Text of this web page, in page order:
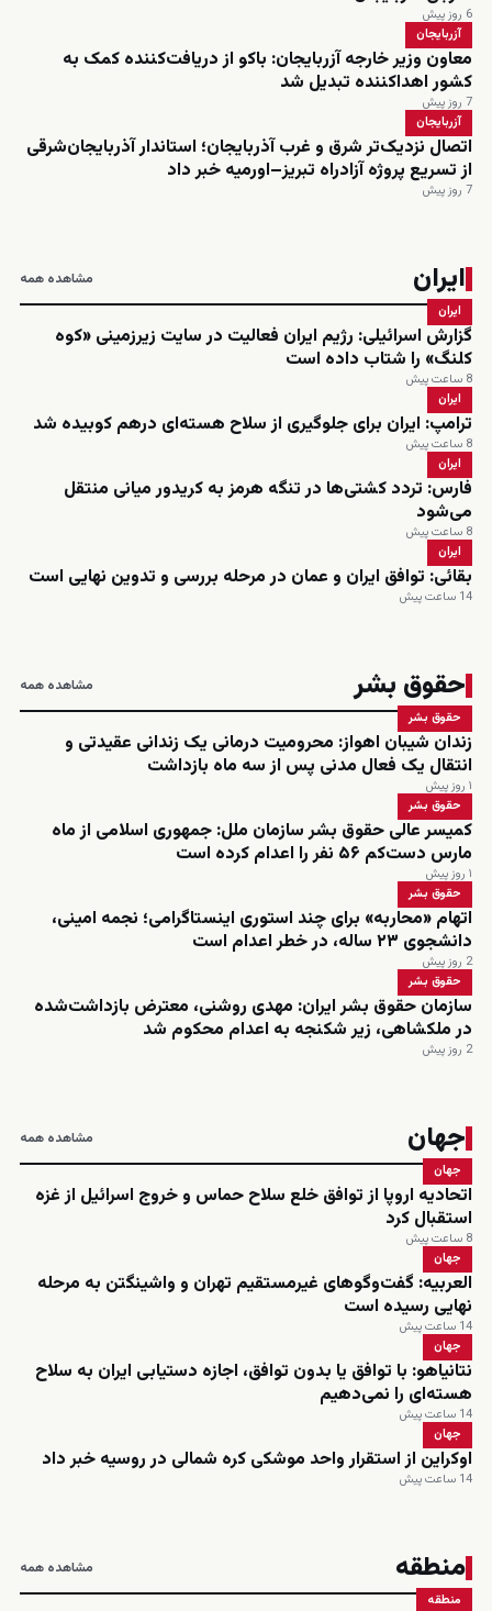
6 روز پیش
آزربایجان
معاون وزیر خارجه آزربایجان: باکو از دریافت‌کننده کمک به
کشور اهداکننده تبدیل شد
7 روز پیش
آزربایجان
اتصال نزدیک‌تر شرق و غرب آذربایجان؛ استاندار آذربایجان‌شرقی
از تسریع پروژه آزادراه تبریز–اورمیه خبر داد
7 روز پیش
ایران مشاهده همه
ایران
گزارش اسرائیلی: رژیم ایران فعالیت در سایت زیرزمینی «کوه
کلنگ» را شتاب داده است
8 ساعت پیش
ایران
ترامپ: ایران برای جلوگیری از سلاح هسته‌ای درهم کوبیده شد
8 ساعت پیش
ایران
فارس: تردد کشتی‌ها در تنگه هرمز به کریدور میانی منتقل
می‌شود
8 ساعت پیش
ایران
بقائی: توافق ایران و عمان در مرحله بررسی و تدوین نهایی است
14 ساعت پیش
حقوق بشر مشاهده همه
حقوق بشر
زندان شیبان اهواز: محرومیت درمانی یک زندانی عقیدتی و
انتقال یک فعال مدنی پس از سه ماه بازداشت
۱ روز پیش
حقوق بشر
کمیسر عالی حقوق بشر سازمان ملل: جمهوری اسلامی از ماه
مارس دست‌کم ۵۶ نفر را اعدام کرده است
۱ روز پیش
حقوق بشر
اتهام «محاربه» برای چند استوری اینستاگرامی؛ نجمه امینی،
دانشجوی ۲۳ ساله، در خطر اعدام است
2 روز پیش
حقوق بشر
سازمان حقوق بشر ایران: مهدی روشنی، معترض بازداشت‌شده
در ملکشاهی، زیر شکنجه به اعدام محکوم شد
2 روز پیش
جهان مشاهده همه
جهان
اتحادیه اروپا از توافق خلع سلاح حماس و خروج اسرائیل از غزه
استقبال کرد
8 ساعت پیش
جهان
العربیه: گفت‌وگوهای غیرمستقیم تهران و واشینگتن به مرحله
نهایی رسیده است
14 ساعت پیش
جهان
نتانیاهو: با توافق یا بدون توافق، اجازه دستیابی ایران به سلاح
هسته‌ای را نمی‌دهیم
14 ساعت پیش
جهان
اوکراین از استقرار واحد موشکی کره شمالی در روسیه خبر داد
14 ساعت پیش
منطقه مشاهده همه
منطقه